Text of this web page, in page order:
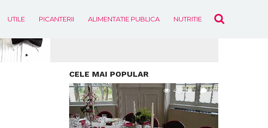
UTILE PICANTERII ALIMENTATIE PUBLICA NUTRITIE EVENIMENTE
CELE MAI POPULAR
437.2K 2